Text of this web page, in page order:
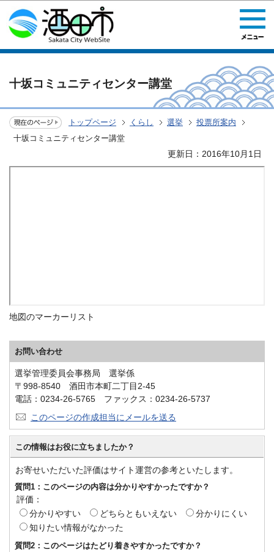
このページの本文へ移動
十坂コミュニティセンター講堂
トップページ くらし 選挙
投票所案内
十坂コミュニティセンター講堂
更新日：2016年10月1日
地図のマーカーリスト
お問い合わせ
選挙管理委員会事務局 選挙係
〒998-8540 酒田市本町二丁目2-45
電話：0234-26-5765 ファックス：0234-26-5737
このページの作成担当にメールを送る
この情報はお役に立ちましたか？
お寄せいただいた評価はサイト運営の参考といたします。
質問1：このページの内容は分かりやすかったですか？
評価：
分かりやすい
どちらともいえない
分かりにくい
知りたい情報がなかった
質問2：このページはたどり着きやすかったですか？